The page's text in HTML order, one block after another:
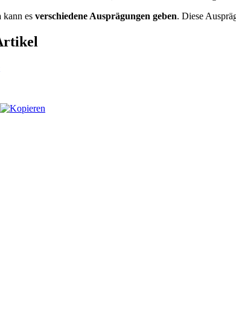
kann es verschiedene Ausprägungen geben. Diese